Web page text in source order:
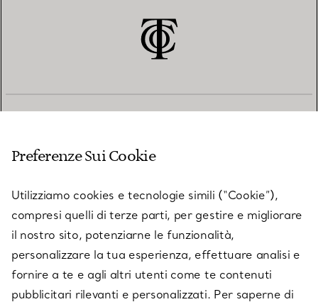
SU TIFFANY & CO.
LEGALE
Preferenze Sui Cookie
Utilizziamo cookies e tecnologie simili (“Cookie”),
compresi quelli di terze parti, per gestire e migliorare
il nostro sito, potenziarne le funzionalità,
personalizzare la tua esperienza, effettuare analisi e
fornire a te e agli altri utenti come te contenuti
pubblicitari rilevanti e personalizzati. Per saperne di